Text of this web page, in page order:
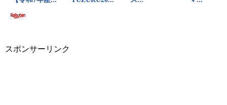
スポンサーリンク